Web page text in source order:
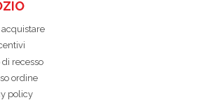
recesso
ordine
policy